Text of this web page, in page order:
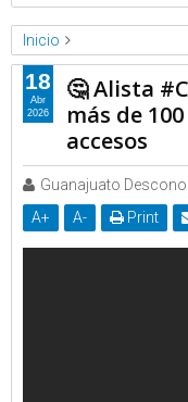
Inicio
Expresa TV
Videos
🤔 Alista #Celaya
modernizar accesos
🤔 Alista
más de
accesos
Guanajuato
A+ A- Print
18
Abr
2026